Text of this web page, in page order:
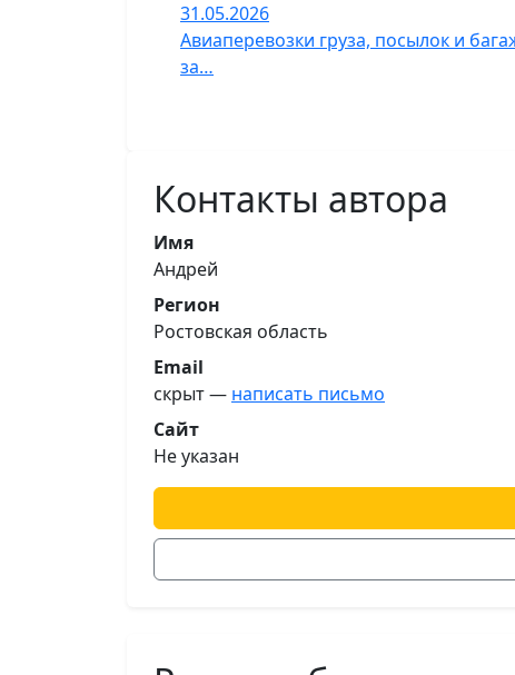
31.05.2026
Авиаперевозки груза, посылок и
за…
Контакты автора
Имя
Андрей
Регион
Ростовская область
Email
скрыт — написать письмо
Сайт
Не указан